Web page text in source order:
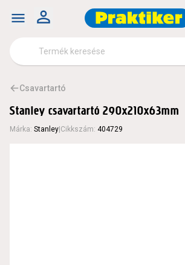
Csavartartó
Stanley csavartartó 290x210x63mm
Márka: Stanley Cikkszám: 404729